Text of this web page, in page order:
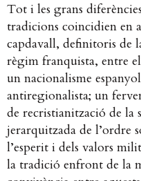
Tot i les grans
tradicions coincidien en
capdavall, definitoris de
règim franquista, entre
un nacionalisme
antiregionalista; un
de recristianització de la
jerarquitzada de l’ordre
l’esperit i dels valors
la tradició enfront de la